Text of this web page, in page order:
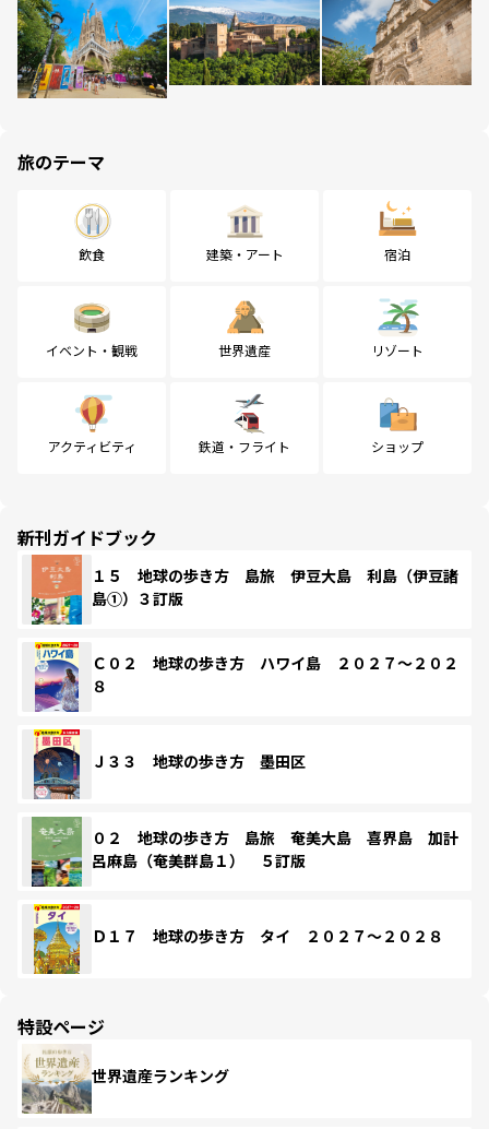
旅のテーマ
飲食 建築・アート 宿泊
イベント・観戦 世界遺産 リゾート
アクティビティ 鉄道・フライト ショップ
新刊ガイドブック
１５ 地球の歩き方 島旅 伊豆大島 利島（伊豆諸
島①）３訂版
Ｃ０２ 地球の歩き方 ハワイ島 ２０２７～２０２
８
Ｊ３３ 地球の歩き方 墨田区
０２ 地球の歩き方 島旅 奄美大島 喜界島 加計
呂麻島（奄美群島１） ５訂版
Ｄ１７ 地球の歩き方 タイ ２０２７～２０２８
特設ページ
世界遺産ランキング